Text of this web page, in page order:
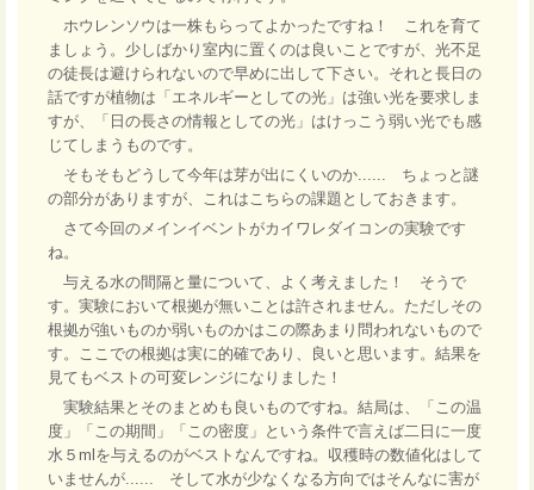
ホウレンソウは一株もらってよかったですね！ これを育て
ましょう。少しばかり室内に置くのは良いことですが、光不足
の徒長は避けられないので早めに出して下さい。それと長日の
話ですが植物は「エネルギーとしての光」は強い光を要求しま
すが、「日の長さの情報としての光」はけっこう弱い光でも感
じてしまうものです。
そもそもどうして今年は芽が出にくいのか...... ちょっと謎
の部分がありますが、これはこちらの課題としておきます。
さて今回のメインイベントがカイワレダイコンの実験です
ね。
与える水の間隔と量について、よく考えました！ そうで
す。実験において根拠が無いことは許されません。ただしその
根拠が強いものか弱いものかはこの際あまり問われないもので
す。ここでの根拠は実に的確であり、良いと思います。結果を
見てもベストの可変レンジになりました！
実験結果とそのまとめも良いものですね。結局は、「この温
度」「この期間」「この密度」という条件で言えば二日に一度
水５mlを与えるのがベストなんですね。収穫時の数値化はして
いませんが...... そして水が少なくなる方向ではそんなに害が